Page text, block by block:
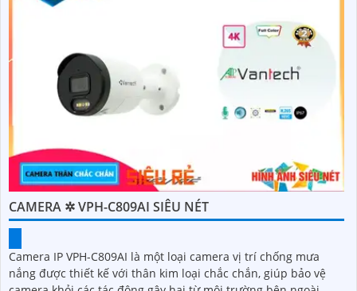
CAMERA ✲ VPH-C809AI SIÊU NÉT
Camera IP VPH-C809AI là một loại camera vị trí chống mưa
nắng được thiết kế với thân kim loại chắc chắn, giúp bảo vệ